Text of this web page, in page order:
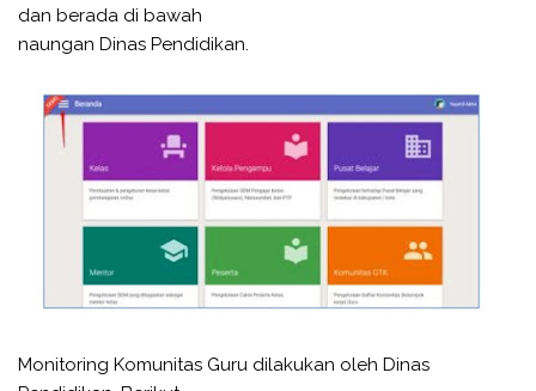
dan berada di bawah
naungan Dinas Pendidikan.
Monitoring Komunitas Guru dilakukan oleh Dinas